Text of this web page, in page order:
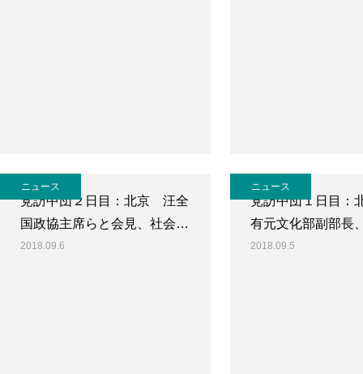
ニュース
党訪中団２日目：北京 汪全
国政協主席らと会見、社会…
2018.09.6
ニュース
党訪中団１日目
有元文化部副部長
2018.09.5